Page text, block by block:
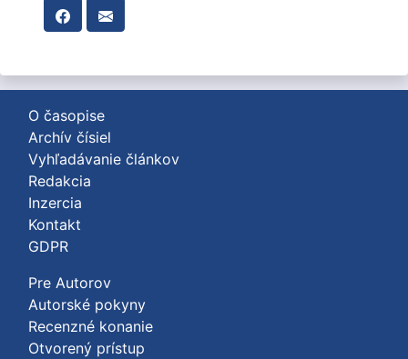
O časopise
Archív čísiel
Vyhľadávanie článkov
Redakcia
Inzercia
Kontakt
GDPR
Pre Autorov
Autorské pokyny
Recenzné konanie
Otvorený prístup